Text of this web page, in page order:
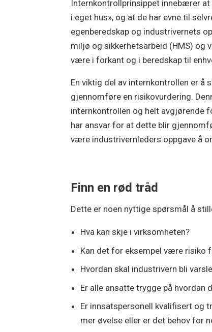
Internkontrollprinsippet innebærer
i eget hus», og at de har evne til
egenberedskap og industrivernets
miljø og sikkerhetsarbeid (HMS) og
være i forkant og i beredskap til
En viktig del av internkontrollen er
gjennomføre en risikovurdering.
internkontrollen og helt avgjørende
har ansvar for at dette blir
være industrivernleders oppgave å
Finn en rød tråd
Dette er noen nyttige spørsmål å
Hva kan skje i virksomheten?
Kan det for eksempel være risiko
Hvordan skal industrivern bli
Er alle ansatte trygge på hvordan
Er innsatspersonell kvalifisert og
mer øvelse eller er det behov for